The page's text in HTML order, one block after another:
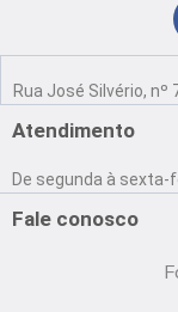
Rua José Silvério, nº
Atendimento
De segunda à sexta-
Fale conosco